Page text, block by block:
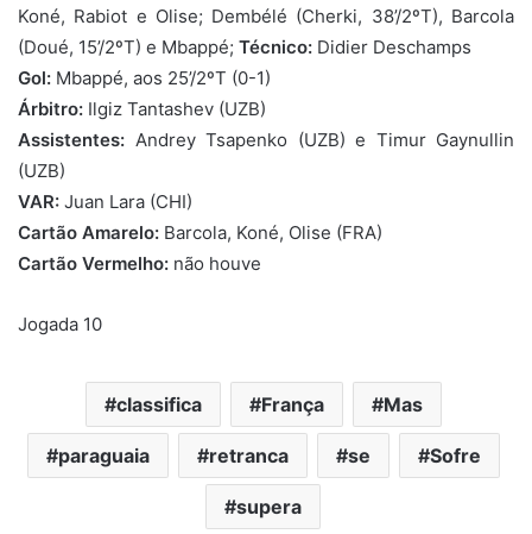
Koné, Rabiot e Olise; Dembélé (Cherki, 38’/2ºT), Barcola
(Doué, 15’/2ºT) e Mbappé; Técnico: Didier Deschamps
Gol: Mbappé, aos 25’/2ºT (0-1)
Árbitro: Ilgiz Tantashev (UZB)
Assistentes: Andrey Tsapenko (UZB) e Timur Gaynullin
(UZB)
VAR: Juan Lara (CHI)
Cartão Amarelo: Barcola, Koné, Olise (FRA)
Cartão Vermelho: não houve
Jogada 10
classifica França Mas
paraguaia retranca se Sofre
supera